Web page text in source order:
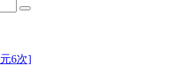
6次]